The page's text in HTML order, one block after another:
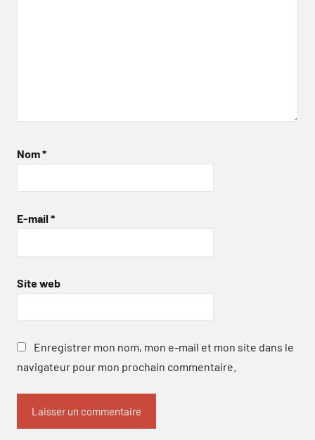
Nom*
E-mail *
Site web
Enregistrer mon nom, mon e-mail et mon site dans le
navigateur pour mon prochain commentaire.